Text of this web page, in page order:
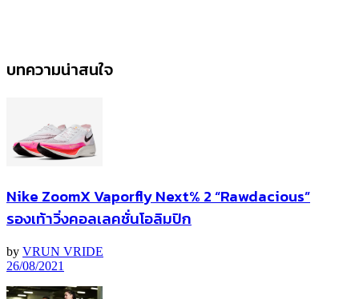
บทความน่าสนใจ
Nike ZoomX Vaporfly Next% 2 “Rawdacious”
รองเท้าวิ่งคอลเลคชั่นโอลิมปิก
by VRUN VRIDE
26/08/2021